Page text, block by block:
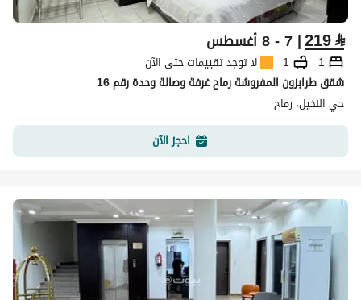
⃁
219| 7 - 8 أغسطس
1
1
لا توجد تقييمات حتى الآن
شقق طرابزون المفروشة رماح غرفة وصالة وحدة رقم 16
حي النخيل، رماح
احجز الآن